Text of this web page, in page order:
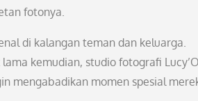
fotonya.
di kalangan teman dan keluarga.
kemudian, studio fotografi Lucy’O
mengabadikan momen spesial